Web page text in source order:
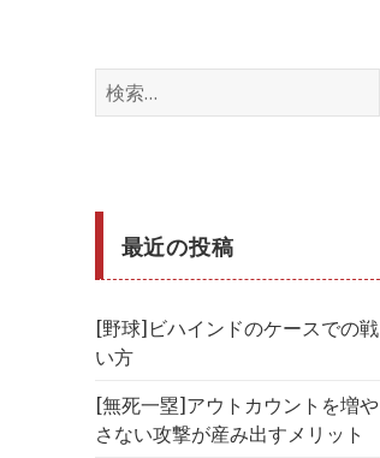
検
索:
最近の投稿
[野球]ビハインドのケースでの戦
い方
[無死一塁]アウトカウントを増や
さない攻撃が産み出すメリット